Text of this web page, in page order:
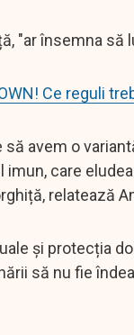
"ar însemna să
Ce reguli
avem o
care
relatează
și protecția
să nu fie